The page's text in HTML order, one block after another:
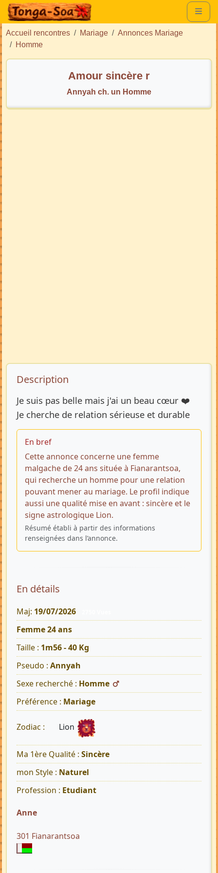
Accueil rencontres Mariage
Annonces Mariage
Homme
Amour sincère r
Annyah ch. un Homme
Description de l’annonce
Description
Je suis pas belle mais j'ai un beau cœur ❤️
Je cherche de relation sérieuse et durable
En bref
Cette annonce concerne une femme
malgache de 24 ans située à Fianarantsoa,
qui recherche un homme pour une relation
pouvant mener au mariage. Le profil indique
aussi une qualité mise en avant : sincère et le
signe astrologique Lion.
Résumé établi à partir des informations
renseignées dans l’annonce.
En détails
Maj: 19/07/2026
Femme 24 ans
Taille : 1m56 - 40 Kg
Pseudo : Annyah
Sexe recherché : Homme
Préférence : Mariage
Zodiac : Lion
Ma 1ère Qualité : Sincère
mon Style : Naturel
Profession : Etudiant
Anne
301 Fianarantsoa